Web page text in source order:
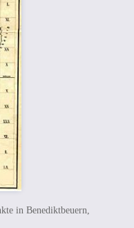
in Benediktbeuern,